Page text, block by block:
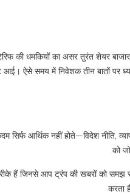
की धमकियों का असर तुरंत शेयर बाजार
आई। ऐसे समय में निवेशक तीन बातों पर
सिर्फ आर्थिक नहीं होते—विदेश नीति,
को
हैं जिनसे आप ट्रंप की खबरों को समझ
करता